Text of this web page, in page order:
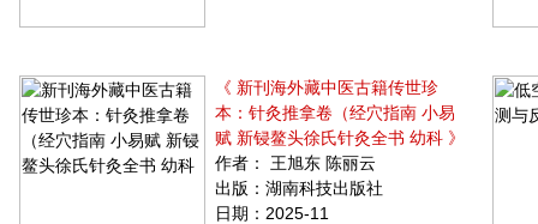
《 新刊海外藏中医古籍传世珍
本：针灸推拿卷（经穴指南 小易
赋 新锓鳌头徐氏针灸全书 幼科 》
作者： 王旭东 陈丽云
出版：湖南科技出版社
日期：2025-11